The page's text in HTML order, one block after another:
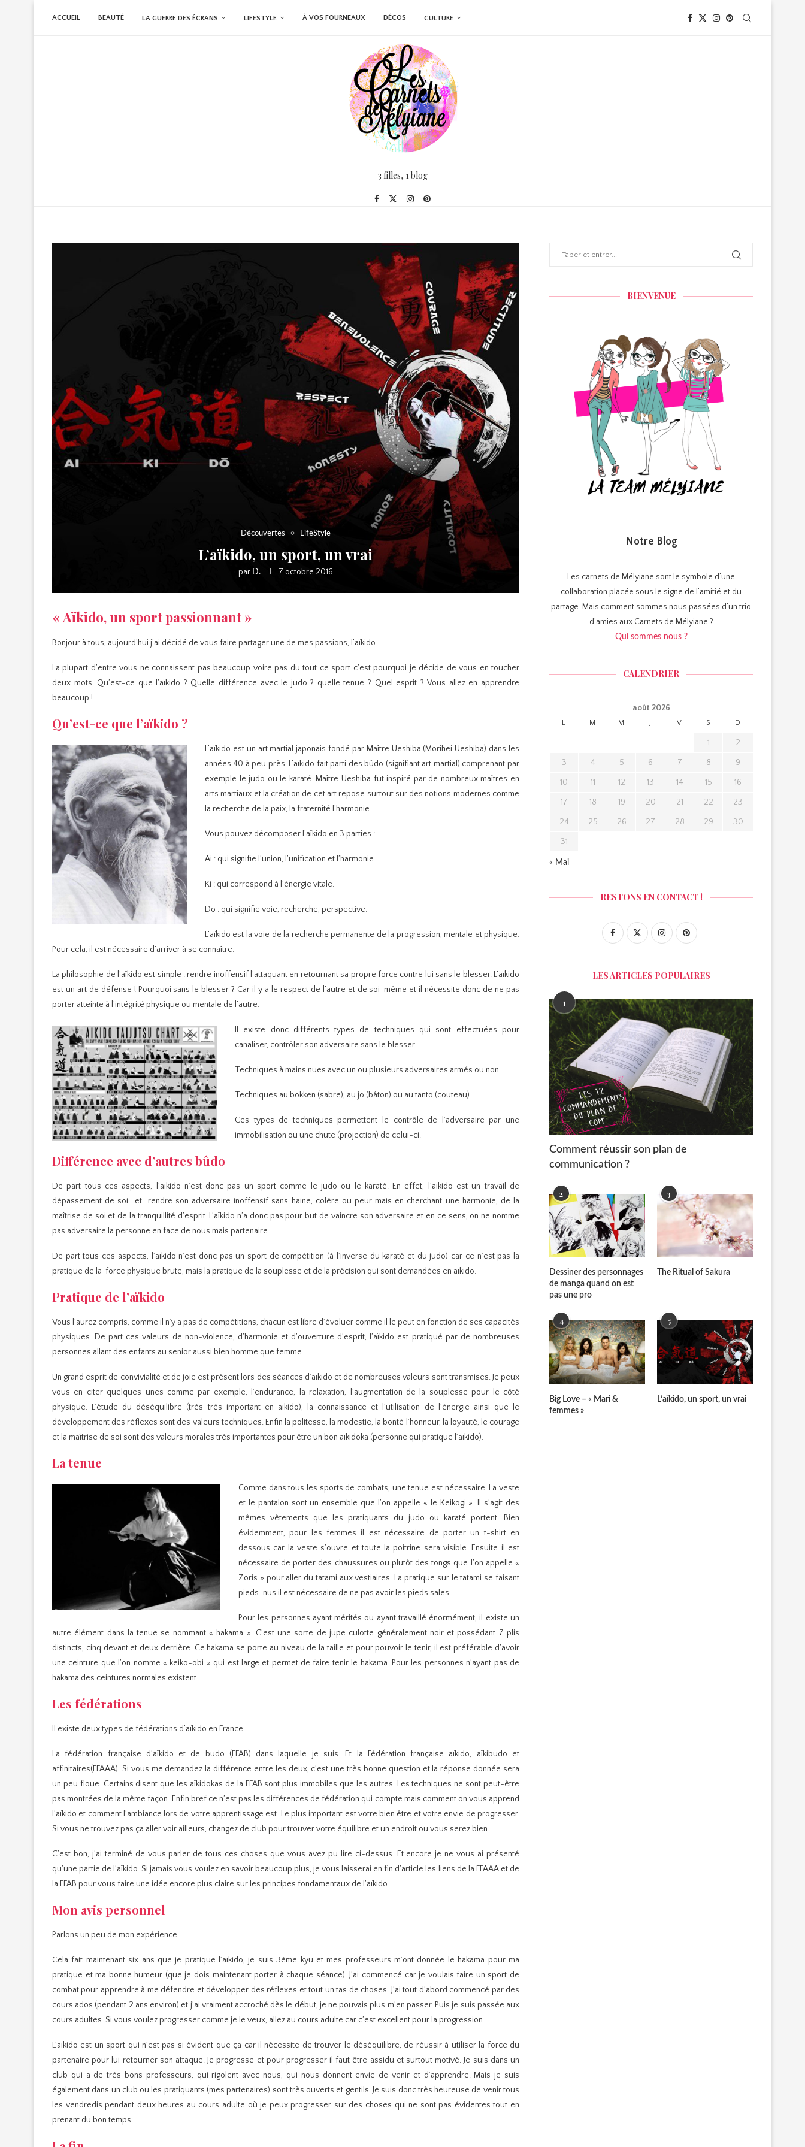
ACCUEIL BEAUTÉ LA GUERRE DES ÉCRANS LIFESTYLE À VOS FOURNEAUX DÉCOS CULTURE
3 filles, 1 blog
Découvertes LifeStyle
L’aïkido, un sport, un vrai
par D. 7 octobre 2016
« Aïkido, un sport passionnant »
Bonjour à tous, aujourd’hui j’ai décidé de vous faire partager une de mes passions, l’aïkido.
La plupart d’entre vous ne connaissent pas beaucoup voire pas du tout ce sport c’est pourquoi je décide de vous en toucher
deux mots. Qu’est-ce que l’aïkido ? Quelle différence avec le judo ? quelle tenue ? Quel esprit ? Vous allez en apprendre
beaucoup !
Qu’est-ce que l’aïkido ?
L’aïkido est un art martial japonais fondé par Maître Ueshiba (Morihei Ueshiba) dans les
années 40 à peu près. L’aïkido fait parti des bûdo (signifiant art martial) comprenant par
exemple le judo ou le karaté. Maître Ueshiba fut inspiré par de nombreux maîtres en
arts martiaux et la création de cet art repose surtout sur des notions modernes comme
la recherche de la paix, la fraternité l’harmonie.
Vous pouvez décomposer l’aïkido en 3 parties :
Ai : qui signifie l’union, l’unification et l’harmonie.
Ki : qui correspond à l’énergie vitale.
Do : qui signifie voie, recherche, perspective.
L’aïkido est la voie de la recherche permanente de la progression, mentale et physique.
Pour cela, il est nécessaire d’arriver à se connaître.
La philosophie de l’aïkido est simple : rendre inoffensif l’attaquant en retournant sa propre force contre lui sans le blesser. L’aïkido
est un art de défense ! Pourquoi sans le blesser ? Car il y a le respect de l’autre et de soi-même et il nécessite donc de ne pas
porter atteinte à l’intégrité physique ou mentale de l’autre.
Il existe donc différents types de techniques qui sont effectuées pour
canaliser, contrôler son adversaire sans le blesser.
Techniques à mains nues avec un ou plusieurs adversaires armés ou non.
Techniques au bokken (sabre), au jo (bâton) ou au tanto (couteau).
Ces types de techniques permettent le contrôle de l’adversaire par une
immobilisation ou une chute (projection) de celui-ci.
Différence avec d’autres bûdo
De part tous ces aspects, l’aïkido n’est donc pas un sport comme le judo ou le karaté. En effet, l’aïkido est un travail de
dépassement de soi et rendre son adversaire inoffensif sans haine, colère ou peur mais en cherchant une harmonie, de la
maîtrise de soi et de la tranquillité d’esprit. L’aïkido n’a donc pas pour but de vaincre son adversaire et en ce sens, on ne nomme
pas adversaire la personne en face de nous mais partenaire.
De part tous ces aspects, l’aïkido n’est donc pas un sport de compétition (à l’inverse du karaté et du judo) car ce n’est pas la
pratique de la force physique brute, mais la pratique de la souplesse et de la précision qui sont demandées en aïkido.
Pratique de l’aïkido
Vous l’aurez compris, comme il n’y a pas de compétitions, chacun est libre d’évoluer comme il le peut en fonction de ses capacités
physiques. De part ces valeurs de non-violence, d’harmonie et d’ouverture d’esprit, l’aïkido est pratiqué par de nombreuses
personnes allant des enfants au senior aussi bien homme que femme.
Un grand esprit de convivialité et de joie est présent lors des séances d’aïkido et de nombreuses valeurs sont transmises. Je peux
vous en citer quelques unes comme par exemple, l’endurance, la relaxation, l’augmentation de la souplesse pour le côté
physique. L’étude du déséquilibre (très très important en aïkido), la connaissance et l’utilisation de l’énergie ainsi que le
développement des réflexes sont des valeurs techniques. Enfin la politesse, la modestie, la bonté l’honneur, la loyauté, le courage
et la maîtrise de soi sont des valeurs morales très importantes pour être un bon aïkidoka (personne qui pratique l’aïkido).
La tenue
Comme dans tous les sports de combats, une tenue est nécessaire. La veste
et le pantalon sont un ensemble que l’on appelle « le Keikogi ». Il s’agit des
mêmes vêtements que les pratiquants du judo ou karaté portent. Bien
évidemment, pour les femmes il est nécessaire de porter un t-shirt en
dessous car la veste s’ouvre et toute la poitrine sera visible. Ensuite il est
nécessaire de porter des chaussures ou plutôt des tongs que l’on appelle «
Zoris » pour aller du tatami aux vestiaires. La pratique sur le tatami se faisant
pieds-nus il est nécessaire de ne pas avoir les pieds sales.
Pour les personnes ayant mérités ou ayant travaillé énormément, il existe un
autre élément dans la tenue se nommant « hakama ». C’est une sorte de jupe culotte généralement noir et possédant 7 plis
distincts, cinq devant et deux derrière. Ce hakama se porte au niveau de la taille et pour pouvoir le tenir, il est préférable d’avoir
une ceinture que l’on nomme « keiko-obi » qui est large et permet de faire tenir le hakama. Pour les personnes n’ayant pas de
hakama des ceintures normales existent.
Les fédérations
Il existe deux types de fédérations d’aïkido en France.
La fédération française d’aïkido et de budo (FFAB) dans laquelle je suis. Et la Fédération française aïkido, aïkibudo et
affinitaires(FFAAA). Si vous me demandez la différence entre les deux, c’est une très bonne question et la réponse donnée sera
un peu floue. Certains disent que les aïkidokas de la FFAB sont plus immobiles que les autres. Les techniques ne sont peut-être
pas montrées de la même façon. Enfin bref ce n’est pas les différences de fédération qui compte mais comment on vous apprend
l’aïkido et comment l’ambiance lors de votre apprentissage est. Le plus important est votre bien être et votre envie de progresser.
Si vous ne trouvez pas ça aller voir ailleurs, changez de club pour trouver votre équilibre et un endroit ou vous serez bien.
C’est bon, j’ai terminé de vous parler de tous ces choses que vous avez pu lire ci-dessus. Et encore je ne vous ai présenté
qu’une partie de l’aïkido. Si jamais vous voulez en savoir beaucoup plus, je vous laisserai en fin d’article les liens de la FFAAA et de
la FFAB pour vous faire une idée encore plus claire sur les principes fondamentaux de l’aïkido.
Mon avis personnel
Parlons un peu de mon expérience.
Cela fait maintenant six ans que je pratique l’aïkido, je suis 3ème kyu et mes professeurs m’ont donnée le hakama pour ma
pratique et ma bonne humeur (que je dois maintenant porter à chaque séance). J’ai commencé car je voulais faire un sport de
combat pour apprendre à me défendre et développer des réflexes et tout un tas de choses. J’ai tout d’abord commencé par des
cours ados (pendant 2 ans environ) et j’ai vraiment accroché dès le début, je ne pouvais plus m’en passer. Puis je suis passée aux
cours adultes. Si vous voulez progresser comme je le veux, allez au cours adulte car c’est excellent pour la progression.
L’aïkido est un sport qui n’est pas si évident que ça car il nécessite de trouver le déséquilibre, de réussir à utiliser la force du
partenaire pour lui retourner son attaque. Je progresse et pour progresser il faut être assidu et surtout motivé. Je suis dans un
club qui a de très bons professeurs, qui rigolent avec nous, qui nous donnent envie de venir et d’apprendre. Mais je suis
également dans un club ou les pratiquants (mes partenaires) sont très ouverts et gentils. Je suis donc très heureuse de venir tous
les vendredis pendant deux heures au cours adulte où je peux progresser sur des choses qui ne sont pas évidentes tout en
prenant du bon temps.
BIENVENUE
Notre Blog
Les carnets de Mélyiane sont le symbole d’une
collaboration placée sous le signe de l’amitié et du
partage. Mais comment sommes nous passées d’un trio
d’amies aux Carnets de Mélyiane ?
Qui sommes nous ?
CALENDRIER
août 2026
L M M J V S D
1 2
3 4 5 6 7 8 9
10 11 12 13 14 15 16
17 18 19 20 21 22 23
24 25 26 27 28 29 30
31
« Mai
RESTONS EN CONTACT !
LES ARTICLES POPULAIRES
1
Comment réussir son plan de
communication ?
2
Dessiner des personnages
de manga quand on est
pas une pro
3
The Ritual of Sakura
4
Big Love – « Mari &
femmes »
5
L’aïkido, un sport, un vrai